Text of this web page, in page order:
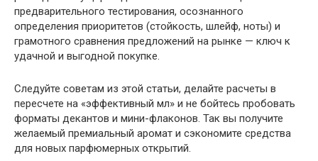
предварительного тестирования, осознанного
определения приоритетов (стойкость, шлейф, ноты) и
грамотного сравнения предложений на рынке — ключ к
удачной и выгодной покупке.
Следуйте советам из этой статьи, делайте расчеты в
пересчете на «эффективный мл» и не бойтесь пробовать
форматы декантов и мини-флаконов. Так вы получите
желаемый премиальный аромат и сэкономите средства
для новых парфюмерных открытий.